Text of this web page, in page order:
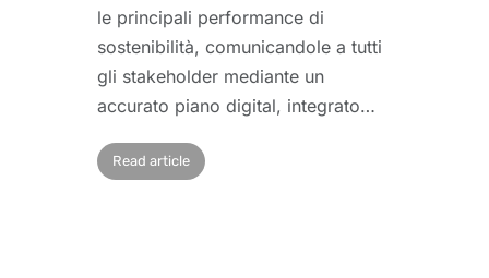
le principali performance di
sostenibilità, comunicandole a tutti
gli stakeholder mediante un
accurato piano digital, integrato…
Read article